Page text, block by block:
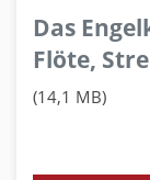
Das
Flöte,
(14,1 MB)